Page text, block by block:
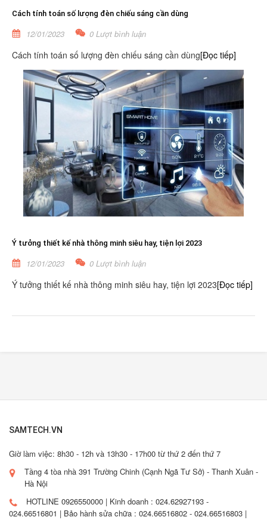
Cách tính toán số lượng đèn chiếu sáng cần dùng
12/01/2023 0 Lượt bình luận
Cách tính toán số lượng đèn chiếu sáng cần dùng[Đọc tiếp]
Ý tưởng thiết kế nhà thông minh siêu hay, tiện lợi 2023
12/01/2023 0 Lượt bình luận
Ý tưởng thiết kế nhà thông minh siêu hay, tiện lợi 2023[Đọc tiếp]
SAMTECH.VN
Giờ làm việc: 8h30 - 12h và 13h30 - 17h00 từ thứ 2 đến thứ 7
Tầng 4 tòa nhà 391 Trường Chinh (Cạnh Ngã Tư Sở) - Thanh Xuân -
Hà Nội
HOTLINE 0926550000 | Kinh doanh : 024.62927193 -
024.66516801 | Bảo hành sửa chữa : 024.66516802 - 024.66516803 |